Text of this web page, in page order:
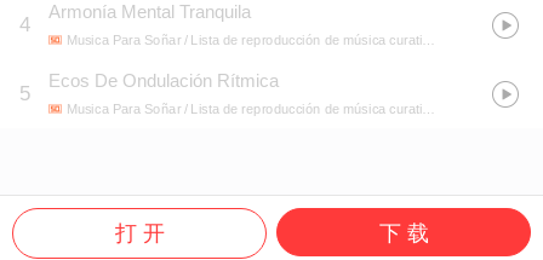
4
Armonía Mental Tranquila
Musica Para Soñar / Lista de reproducción de música curativa / Listas de reproducción de música de estudio acústico
5
Ecos De Ondulación Rítmica
Musica Para Soñar / Lista de reproducción de música curativa / Listas de reproducción de música de estudio acústico
打 开 下 载